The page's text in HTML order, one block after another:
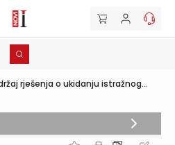
rješenja o ukidanju istražnog...